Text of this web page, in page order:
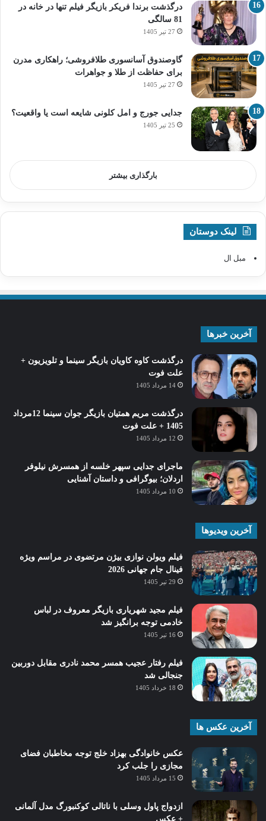
درگذشت برندا فریکر بازیگر فیلم تنها در خانه در
81 سالگی
27 تیر 1405
گاوصندوق آسانسوری طلافروشی؛ راهکاری مدرن
برای حفاظت از طلا و جواهرات
27 تیر 1405
جدایی جورج و امل کلونی شایعه است یا واقعیت؟
25 تیر 1405
بارگذاری بیشتر
لینک دوستان
مبل ال
آخرین خبرها
درگذشت کاوه کاویان بازیگر سینما و تلویزیون +
علت فوت
14 مرداد 1405
درگذشت مریم همتیان بازیگر جوان سینما 12مرداد
1405 + علت فوت
12 مرداد 1405
ماجرای جدایی سپهر خلسه از همسرش نیلوفر
اردلان؛ بیوگرافی و داستان آشنایی
10 مرداد 1405
آخرین ویدیوها
فیلم ویولن نوازی بیژن مرتضوی در مراسم ویژه
فینال جام جهانی 2026
29 تیر 1405
فیلم مجید شهریاری بازیگر معروف در لباس
خادمی توجه برانگیز شد
16 تیر 1405
فیلم رفتار عجیب همسر محمد نادری مقابل دوربین
جنجالی شد
18 خرداد 1405
آخرین عکس ها
عکس خانوادگی بهزاد خلج توجه مخاطبان فضای
مجازی را جلب کرد
15 مرداد 1405
ازدواج پاول وسلی با ناتالی کوکنبورگ مدل آلمانی
+ عکس